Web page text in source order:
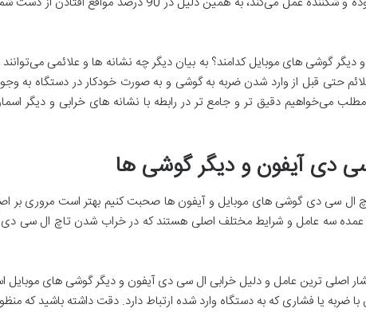
گوشی های موبایل کدامند؟ به بیان دیگر چه نشانه ها و علائمی
حتی قبل از وارد شدن ضربه به گوشی و به صورت خودکار در دستگاه به
می‌خواهیم دقیق تر و جامع تر در رابطه با نشانه های خرابی و دیگر
دی آیفون و دیگر گوشی ها
ال سی دی گوشی های موبایل و آیفون ها صحبت کنیم بهتر است مروری بر
یا فشاری که به دستگاه وارد شده ارتباط دارد. دقت داشته باشید که